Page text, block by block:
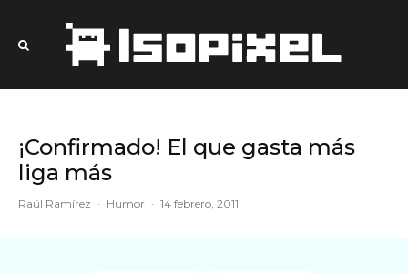
¡Confirmado! El que gasta más
liga más
Raúl Ramírez · Humor · 14 febrero, 2011